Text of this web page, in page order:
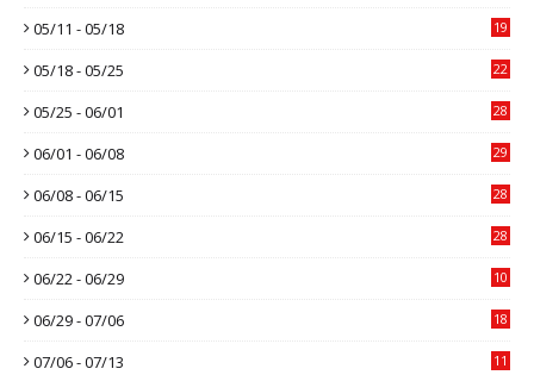
05/11 - 05/18 19
05/18 - 05/25 22
05/25 - 06/01 28
06/01 - 06/08 29
06/08 - 06/15 28
06/15 - 06/22 28
06/22 - 06/29 10
06/29 - 07/06 18
07/06 - 07/13 11